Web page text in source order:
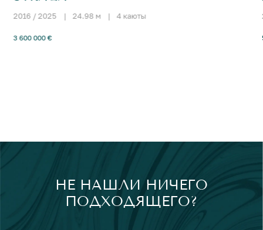
2016 / 2025 | 24.98 м | 4 каюты
3 600 000 €
НЕ НАШЛИ НИЧЕГО
ПОДХОДЯЩЕГО?